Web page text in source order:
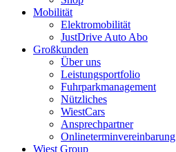
Mobilität
Elektromobilität
JustDrive Auto Abo
Großkunden
Über uns
Leistungsportfolio
Fuhrparkmanagement
Nützliches
WiestCars
Ansprechpartner
Onlineterminvereinbarung
Wiest Group